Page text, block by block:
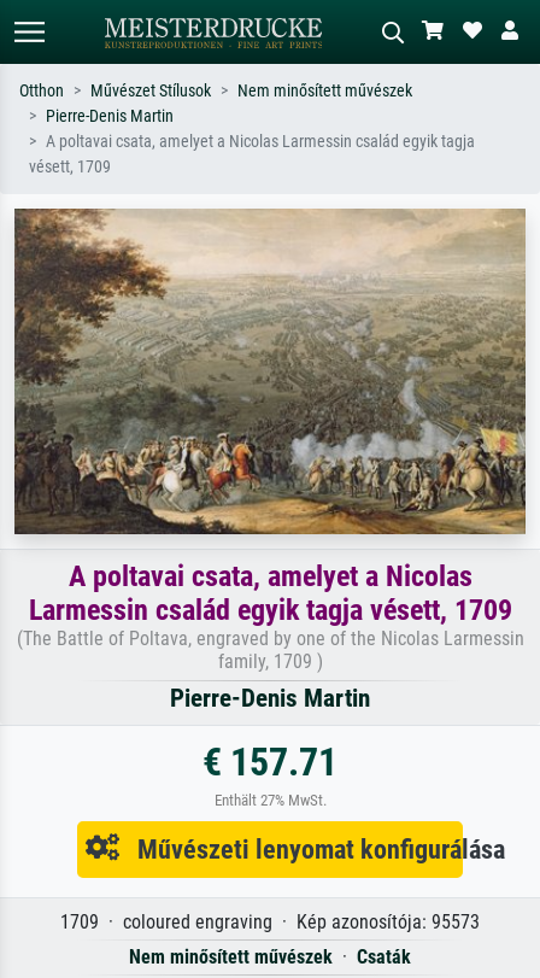
Alap keresés MI-képkereső
Keressen művész, műcím vagy stílus
impresszionizmus, Hokusai-hullám,
akt.
egy fa mellett.
Otthon Művészet Stílusok
Nem minősített művészek
Pierre-Denis Martin
A poltavai csata, amelyet a Nicolas Larmessin család egyik tagja
vésett, 1709
A poltavai csata, amelyet a Nicolas
Larmessin család egyik tagja vésett, 1709
(The Battle of Poltava, engraved by one of the Nicolas Larmessin
family, 1709 )
Pierre-Denis Martin
€ 157.71
Enthält 27% MwSt.
Művészeti lenyomat konfigurálása
1709 · coloured engraving · Kép azonosítója: 95573
Nem minősített művészek · Csaták